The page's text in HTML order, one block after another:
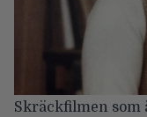
Skräckfilmen som